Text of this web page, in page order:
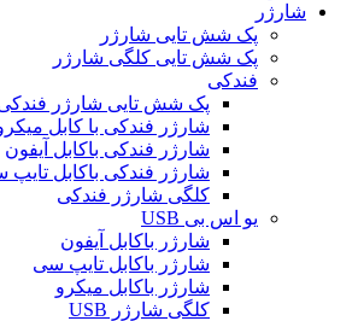
شارژر
پک شش تایی شارژر
پک شش تایی کلگی شارژر
فندکی
پک شش تایی شارژر
شارژر فندکی با کابل
شارژر فندکی باکابل آیفون
شارژر فندکی باکابل
کلگی شارژر فندکی
یو اس بی USB
شارژر باکابل آیفون
شارژر باکابل تایپ سی
شارژر باکابل میکرو
کلگی شارژر USB